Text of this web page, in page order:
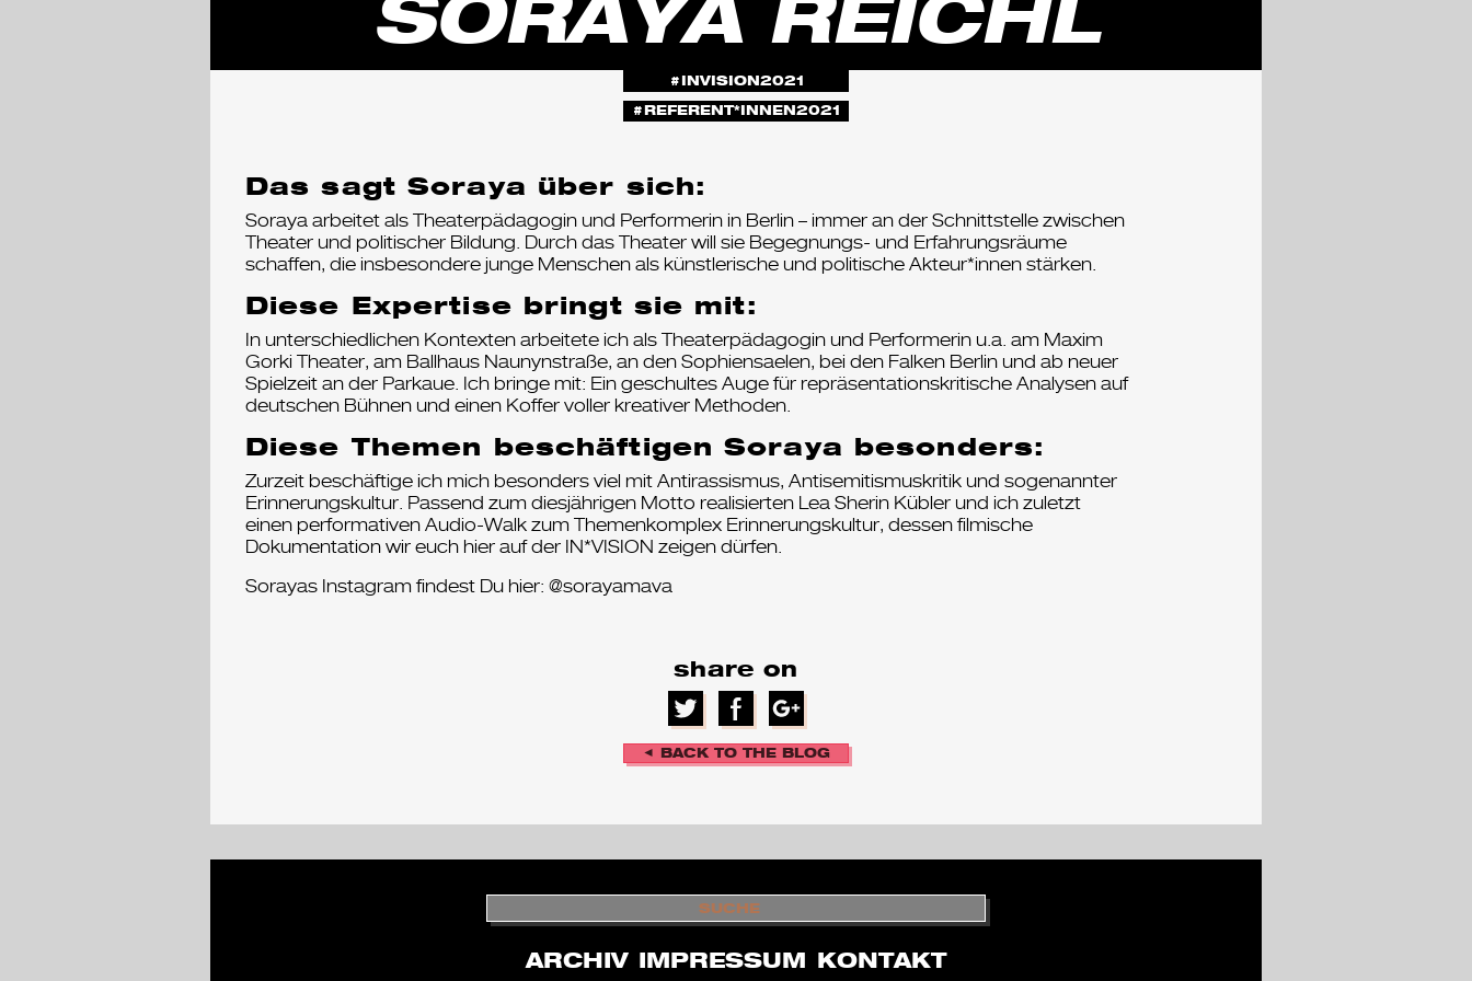
SORAYA REICHL
INVISION2021
REFERENT*INNEN2021
Das sagt Soraya über sich:
Soraya arbeitet als Theaterpädagogin und Performerin in Berlin – immer an der Schnittstelle zwischen
Theater und politischer Bildung. Durch das Theater will sie Begegnungs- und Erfahrungsräume
schaffen, die insbesondere junge Menschen als künstlerische und politische Akteur*innen stärken.
Diese Expertise bringt sie mit:
In unterschiedlichen Kontexten arbeitete ich als Theaterpädagogin und Performerin u.a. am Maxim
Gorki Theater, am Ballhaus Naunynstraße, an den Sophiensaelen, bei den Falken Berlin und ab neuer
Spielzeit an der Parkaue. Ich bringe mit: Ein geschultes Auge für repräsentationskritische Analysen auf
deutschen Bühnen und einen Koffer voller kreativer Methoden.
Diese Themen beschäftigen Soraya besonders:
Zurzeit beschäftige ich mich besonders viel mit Antirassismus, Antisemitismuskritik und sogenannter
Erinnerungskultur. Passend zum diesjährigen Motto realisierten Lea Sherin Kübler und ich zuletzt
einen performativen Audio-Walk zum Themenkomplex Erinnerungskultur, dessen filmische
Dokumentation wir euch hier auf der IN*VISION zeigen dürfen.
Sorayas Instagram findest Du hier: @sorayamava
share on
◄ BACK TO THE BLOG
S
U
H
E
ARCHIV IMPRESSUM KONTAKT